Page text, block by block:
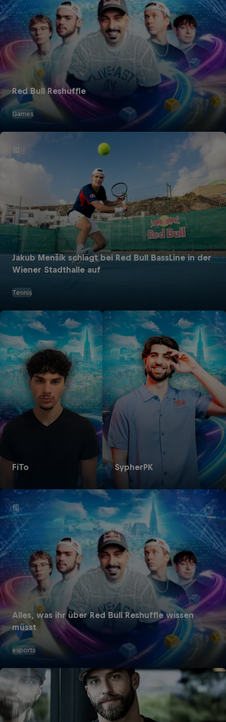
Red Bull Reshuffle
Games
Jakub Menšík schlägt bei Red Bull BassLine in der
Wiener Stadthalle auf
Tennis
FiTo SypherPK
Alles, was ihr über Red Bull Reshuffle wissen
müsst
esports